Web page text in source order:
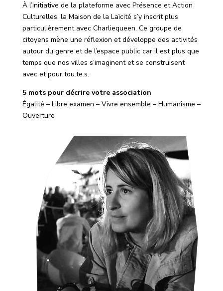
À l’initiative de la plateforme avec Présence et Action
Culturelles, la Maison de la Laïcité s’y inscrit plus
particulièrement avec Charliequeen. Ce groupe de
citoyens mène une réflexion et développe des activités
autour du genre et de l’espace public car il est plus que
temps que nos villes s’imaginent et se construisent
avec et pour tou.te.s.
5 mots pour décrire votre association
Égalité – Libre examen – Vivre ensemble – Humanisme –
Ouverture